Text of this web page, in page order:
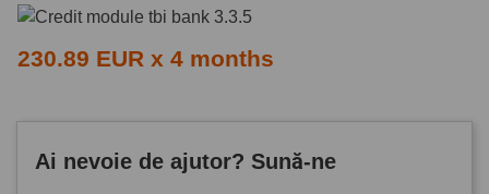
230.89 EUR x 4 months
Ai nevoie de ajutor? Sună-ne